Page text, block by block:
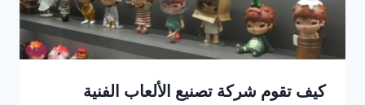
كيف تقوم شركة تصنيع الألعاب الفنية